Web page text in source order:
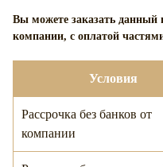
Вы можете заказать данный
компании, с оплатой
Условия
Рассрочка без банков от
компании